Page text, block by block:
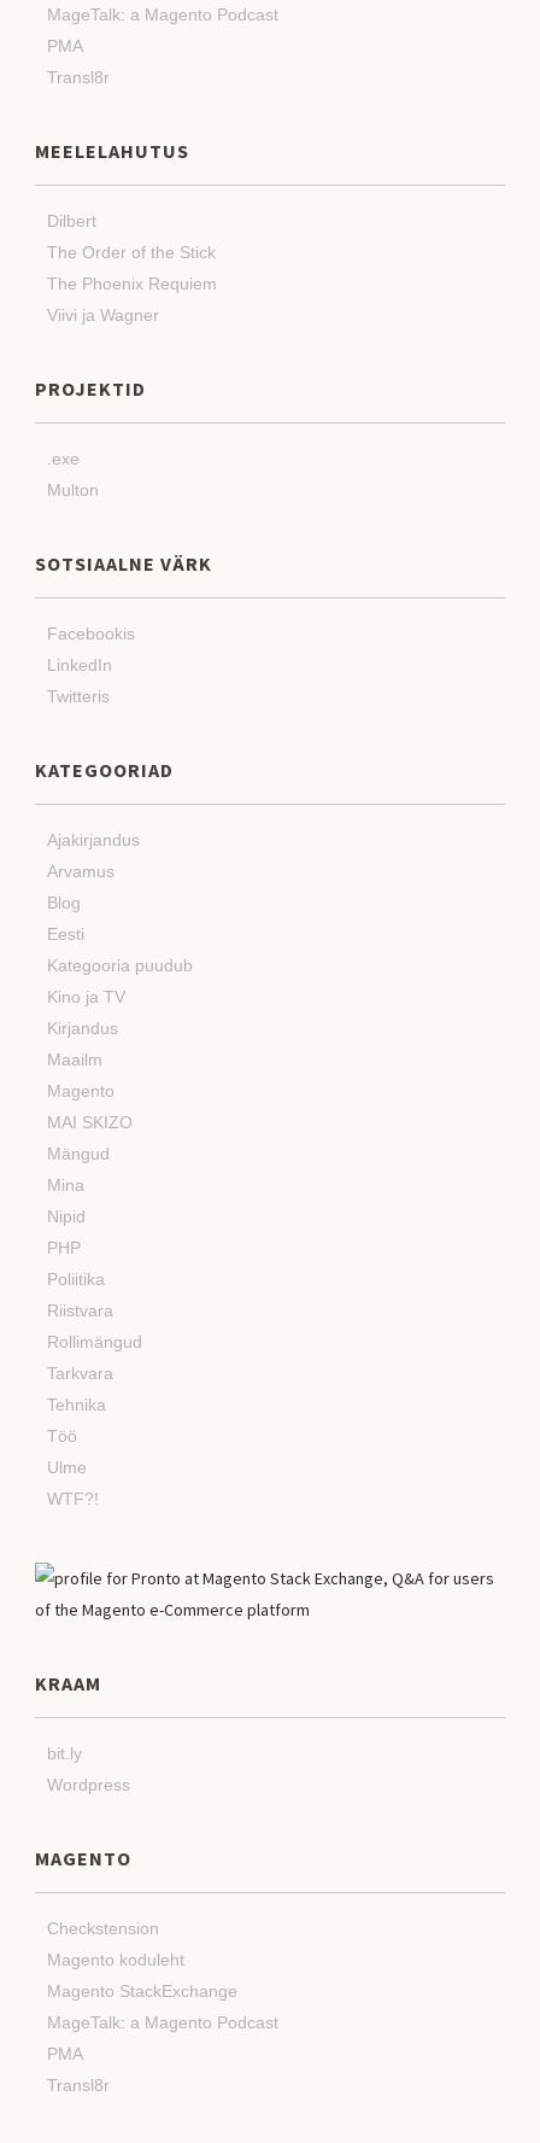
MageTalk: a Magento Podcast
PMA
Transl8r
MEELELAHUTUS
Dilbert
The Order of the Stick
The Phoenix Requiem
Viivi ja Wagner
PROJEKTID
.exe
Multon
SOTSIAALNE VÄRK
Facebookis
LinkedIn
Twitteris
KATEGOORIAD
Ajakirjandus
Arvamus
Blog
Eesti
Kategooria puudub
Kino ja TV
Kirjandus
Maailm
Magento
MAI SKIZO
Mängud
Mina
Nipid
PHP
Poliitika
Riistvara
Rollimängud
Tarkvara
Tehnika
Töö
Ulme
WTF?!
KRAAM
bit.ly
Wordpress
MAGENTO
Checkstension
Magento koduleht
Magento StackExchange
MageTalk: a Magento Podcast
PMA
Transl8r